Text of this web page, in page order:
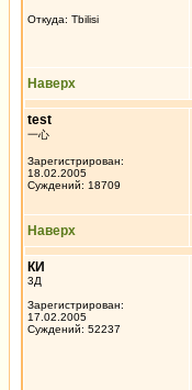
Откуда: Tbilisi
Наверх
test
一心
Зарегистрирован:
18.02.2005
Суждений: 18709
Наверх
КИ
3Д
Зарегистрирован:
17.02.2005
Суждений: 52237